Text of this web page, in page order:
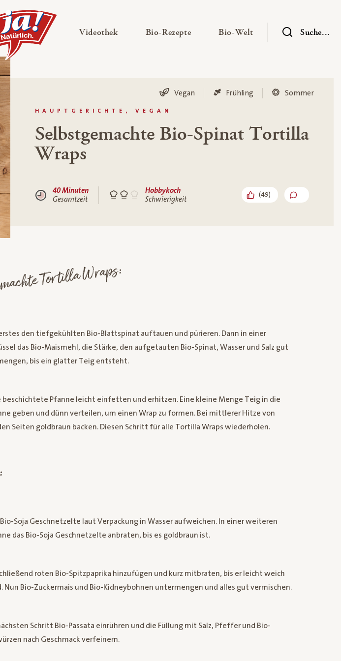
ausklappen Videothek— Untermenü ausklappen
Bio-Rezepte— Untermenü ausklappen
Bio-Welt — UntermenüSuche...
HAUPTGERICHTE, VEGAN
Vegan Frühling Sommer
Selbstgemachte Bio-Spinat Tortilla
Wraps
40 Minuten
Gesamtzeit
Hobbykoch
Schwierigkeit
(49)
Tortilla Wraps:
den tiefgekühlten Bio-Blattspinat auftauen und pürieren. Dann in einer
das Bio-Maismehl, die Stärke, den aufgetauten Bio-Spinat, Wasser und Salz gut
bis ein glatter Teig entsteht.
beschichtete Pfanne leicht einfetten und erhitzen. Eine kleine Menge Teig in die
geben und dünn verteilen, um einen Wrap zu formen. Bei mittlerer Hitze von
Seiten goldbraun backen. Diesen Schritt für alle Tortilla Wraps wiederholen.
Bio-Soja Geschnetzelte laut Verpackung in Wasser aufweichen. In einer weiteren
das Bio-Soja Geschnetzelte anbraten, bis es goldbraun ist.
roten Bio-Spitzpaprika hinzufügen und kurz mitbraten, bis er leicht weich
Nun Bio-Zuckermais und Bio-Kidneybohnen untermengen und alles gut vermischen.
Schritt Bio-Passata einrühren und die Füllung mit Salz, Pfeffer und Bio-
nach Geschmack verfeinern.